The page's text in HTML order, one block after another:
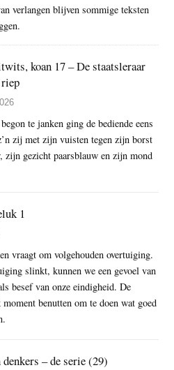
verlangen blijven sommige teksten
koan 17 – De staatsleraar
te janken ging de bediende eens
zij met zijn vuisten tegen zijn borst
zijn gezicht paarsblauw en zijn mond
1
vraagt om volgehouden overtuiging.
slinkt, kunnen we een gevoel van
besef van onze eindigheid. De
benutten om te doen wat goed
– de serie (29)